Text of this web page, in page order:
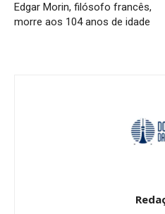
Edgar Morin, filósofo francês,
morre aos 104 anos de idade